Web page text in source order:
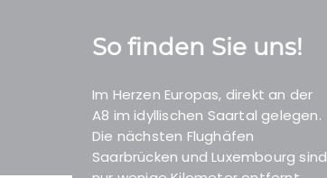
So finden Sie uns!
Im Herzen Europas, direkt an der
A8 im idyllischen Saartal gelegen.
Die nächsten Flughäfen
Saarbrücken und Luxembourg sind